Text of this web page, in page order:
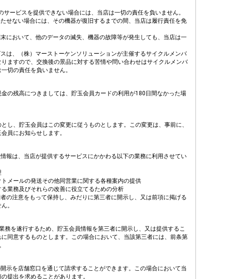
ービスを提供できない場合には、当店は一切の責任を負いません。
せない場合には、その機器が復旧するまでの間、当店は履行責任を免
において、他のデータの滅失、機器の故障等が発生しても、当店は一
は、（株）マーストーケンソリューションが主催するサイクルメンバ
ますので、交換後の景品に対する苦情や問い合わせはサイクルメンバ
切の責任を負いません。
の残高につきましては、貯玉会員カードの利用が180日間なかった場
し、貯玉会員はこの変更に従うものとします。この変更は、事前に、
員にお知らせします。
報は、当店が提供するサービスにかかわる以下の業務に利用させてい
メールの発送その他同営業に関する各種案内の提供
業務及びそれらの改善に役立てるための分析
の注意をもって保持し、みだりに第三者に開示し、又は前項に掲げる
。
務を遂行するため、貯玉会員情報を第三者に開示し、又は提供するこ
同意するものとします。この場合において、当該第三者には、前条第
示を店舗窓口を通じて請求することができます。この場合において当
提出を求めることがあります。